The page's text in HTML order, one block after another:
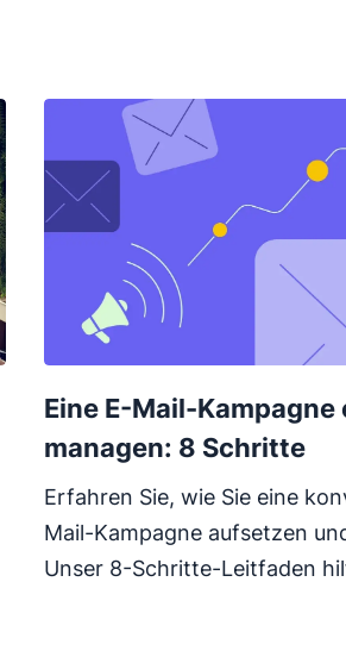
Eine E-Mail-
managen: 8 Schritte
Erfahren Sie, wie Sie eine
Mail-Kampagne aufsetzen
Unser 8-Schritte-Leitfaden